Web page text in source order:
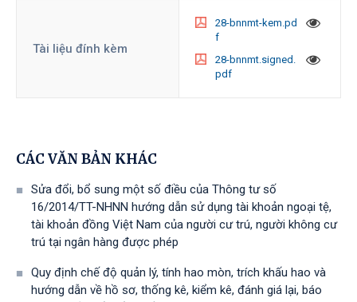
Tài liệu đính kèm
28-bnnmt-kem.pd
f
28-bnnmt.signed.
pdf
CÁC VĂN BẢN KHÁC
Sửa đổi, bổ sung một số điều của Thông tư số
16/2014/TT-NHNN hướng dẫn sử dụng tài khoản ngoại tệ,
tài khoản đồng Việt Nam của người cư trú, người không cư
trú tại ngân hàng được phép
Quy định chế độ quản lý, tính hao mòn, trích khấu hao và
hướng dẫn về hồ sơ, thống kê, kiểm kê, đánh giá lại, báo